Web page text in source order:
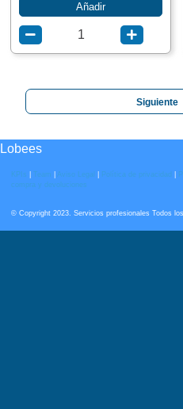
Añadir
Siguiente
Lobees
KPIs Team Aviso Legal Política de privacidad
compra y devoluciones
© Copyright 2023. Servicios profesionales Todos